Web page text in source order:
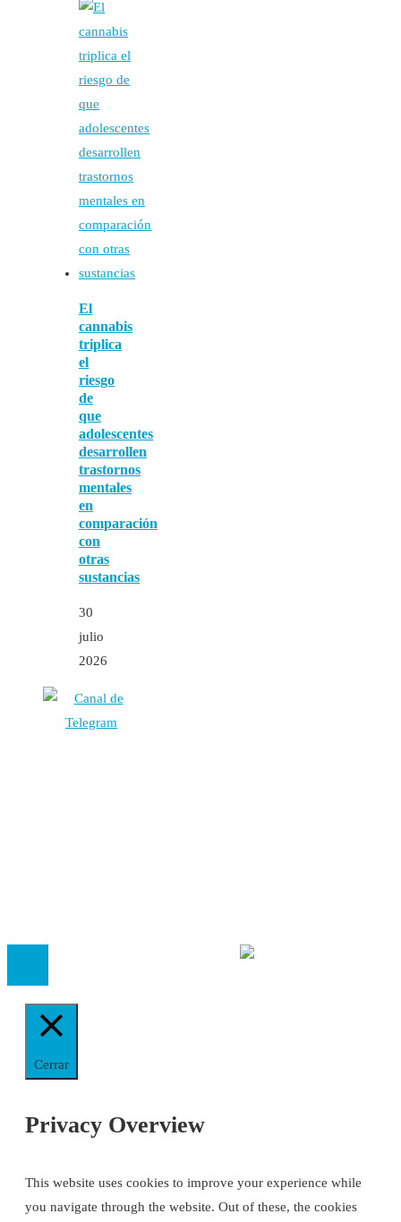
El
cannabis
triplica
el
riesgo
de
que
adolescentes
desarrollen
trastornos
mentales
en
comparación
con
otras
sustancias
30
julio
2026
Cerrar
Privacy Overview
This website uses cookies to improve your experience while
you navigate through the website. Out of these, the cookies